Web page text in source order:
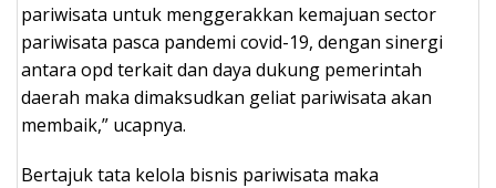
pariwisata untuk menggerakkan kemajuan sector
pariwisata pasca pandemi covid-19, dengan sinergi
antara opd terkait dan daya dukung pemerintah
daerah maka dimaksudkan geliat pariwisata akan
membaik,” ucapnya.
Bertajuk tata kelola bisnis pariwisata maka